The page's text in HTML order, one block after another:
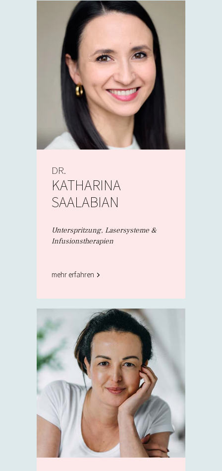
DR.
KATHARINA
SAALABIAN
Unterspritzung, Lasersysteme &
Infusionstherapien
mehr erfahren